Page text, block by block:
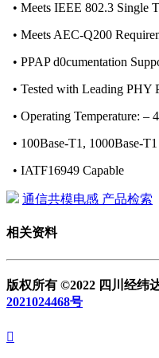
• Meets IEEE 802.3 Single
• Meets AEC-Q200
• PPAP d0cumentation
• Tested with Leading PHY
• Operating Temperature: –
• 100Base-T1, 1000Base-
• IATF16949 Capable
通信共模电感 产品检索
相关资料
版权所有 ©2022 四川经纬
2021024468号
